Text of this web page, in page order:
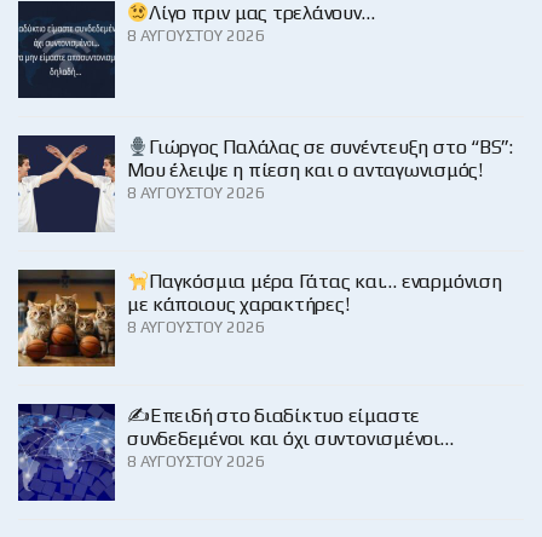
Λίγο πριν μας τρελάνουν…
8 ΑΥΓΟΎΣΤΟΥ 2026
Γιώργος Παλάλας σε συνέντευξη στο “BS”:
Μου έλειψε η πίεση και ο ανταγωνισμός!
8 ΑΥΓΟΎΣΤΟΥ 2026
Παγκόσμια μέρα Γάτας και… εναρμόνιση
με κάποιους χαρακτήρες!
8 ΑΥΓΟΎΣΤΟΥ 2026
✍️Επειδή στο διαδίκτυο είμαστε
συνδεδεμένοι και όχι συντονισμένοι…
8 ΑΥΓΟΎΣΤΟΥ 2026